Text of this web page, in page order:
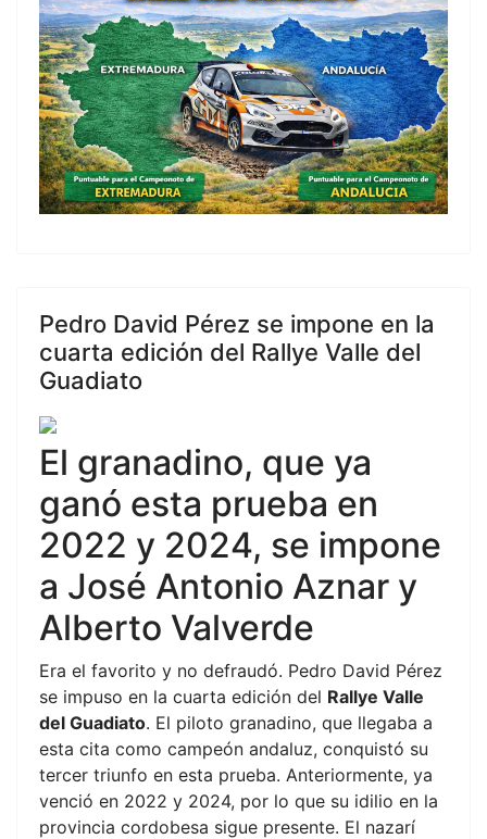
Pedro David Pérez se impone en la
cuarta edición del Rallye Valle del
Guadiato
El granadino, que ya
ganó esta prueba en
2022 y 2024, se impone
a José Antonio Aznar y
Alberto Valverde
Era el favorito y no defraudó. Pedro David Pérez
se impuso en la cuarta edición del Rallye Valle
del Guadiato. El piloto granadino, que llegaba a
esta cita como campeón andaluz, conquistó su
tercer triunfo en esta prueba. Anteriormente, ya
venció en 2022 y 2024, por lo que su idilio en la
provincia cordobesa sigue presente. El nazarí